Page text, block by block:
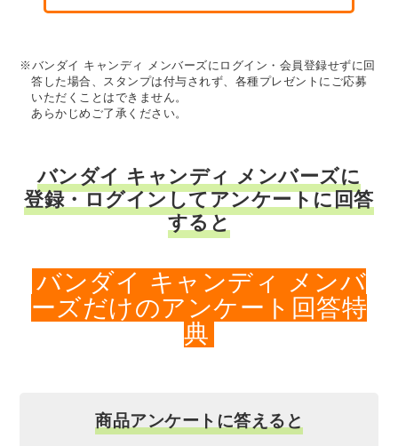
※バンダイ キャンディ メンバーズにログイン・会員登録せずに回
答した場合、スタンプは付与されず、各種プレゼントにご応募
いただくことはできません。
あらかじめご了承ください。
バンダイ キャンディ メンバーズに
登録・ログインしてアンケートに回答
すると
バンダイ キャンディ メンバ
ーズだけのアンケート回答特
典
商品アンケートに答えると